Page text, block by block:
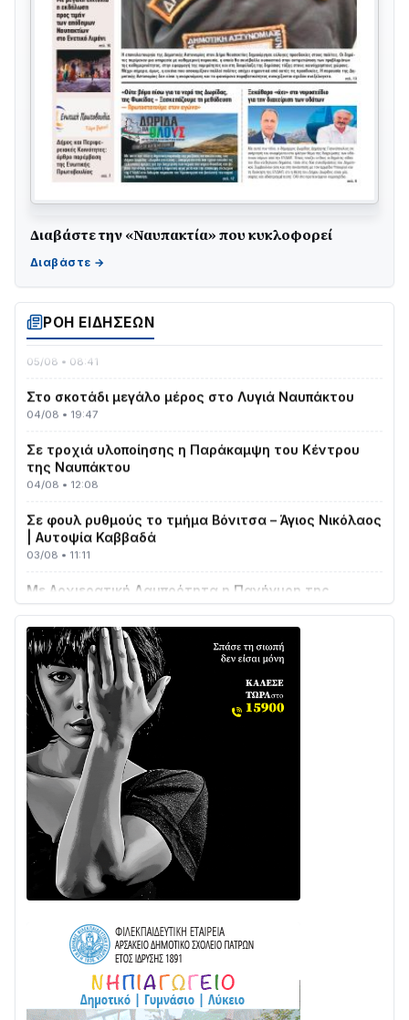
Διαβάστε την «Ναυπακτία» που κυκλοφορεί
ΡΟΗ ΕΙΔΗΣΕΩΝ
Γιορτή της Τράτας 2026 | Ερατεινή Δωρίδας:
Παράδοση, Χορός & Γλέντι!
08/08 • 12:01
ΤΟ ΠΑΡΤΥ ΣΥΝΕΧΙΖΕΤΑΙ…
05/08 • 08:41
04/08 • 19:47
της Ναυπάκτου
04/08 • 12:08
| Αυτοψία Καββαδά
03/08 • 11:11
Μεταμορφώσεως του Σωτήρος στο Γολέμι
03/08 • 07:45
Ενισχύεται η Πολιτική Προστασία στο Δήμο Αγρινίου
με δύο νέα υδροφόρα οχήματα
02/08 • 18:26
Διαβάστε την «Ναυπακτία» που κυκλοφορεί
31/07 • 08:16
Δωρίδα για Όλους: «Καμία εκχώρηση των νερών
στην ΕΥΔΑΠ»
28/07 • 21:46
Διαβάστε την «Ναυπακτία» που κυκλοφορεί
24/07 • 11:31
Γιορτή της Τράτας 2026 | Ερατεινή Δωρίδας:
Παράδοση, Χορός & Γλέντι!
08/08 • 12:01
ΤΟ ΠΑΡΤΥ ΣΥΝΕΧΙΖΕΤΑΙ…
05/08 • 08:41
Στο σκοτάδι μεγάλο μέρος στο Λυγιά Ναυπάκτου